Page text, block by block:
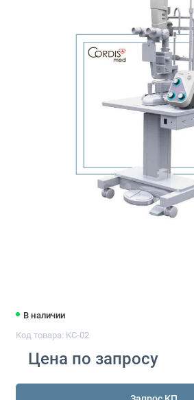
В наличии
Код товара: КС-02
Цена по запросу